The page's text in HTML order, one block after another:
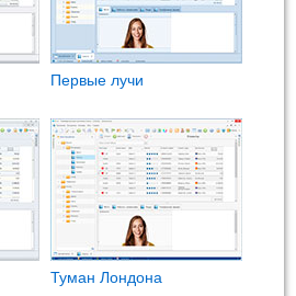
Первые лучи
Туман Лондона